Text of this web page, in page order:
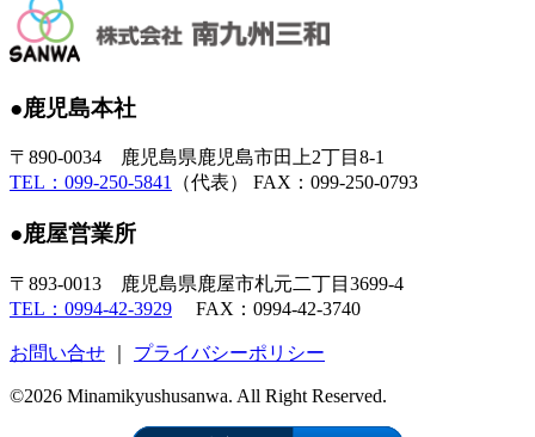
●鹿児島本社
〒890-0034 鹿児島県鹿児島市田上2丁目8-1
TEL：099-250-5841
（代表） FAX：099-250-0793
●鹿屋営業所
〒893-0013 鹿児島県鹿屋市札元二丁目3699-4
TEL：0994-42-3929 FAX：0994-42-3740
お問い合せ プライバシーポリシー
©2026 Minamikyushusanwa. All Right Reserved.